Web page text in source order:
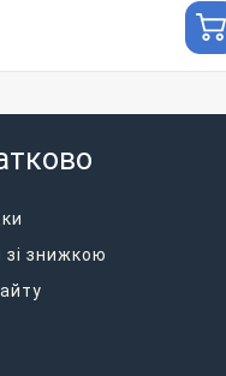
зі знижкою